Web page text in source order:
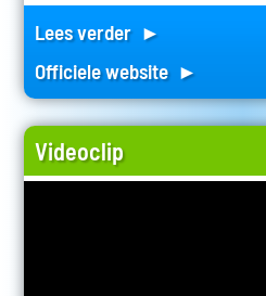
Lees verder ►
Officiele website ►
Videoclip